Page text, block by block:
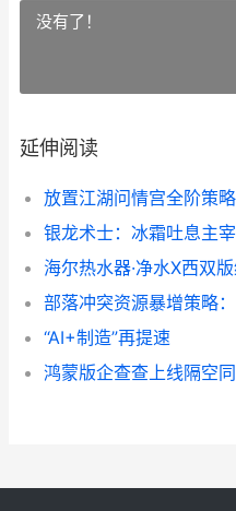
没有了！
延伸阅读
“AI+制造”再提速